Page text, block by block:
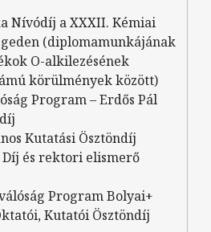
Nívódíj a XXXII. Kémiai
(diplomamunkájának
O-alkilezésének
körülmények között)
Program – Erdős Pál
Kutatási Ösztöndíj
és rektori elismerő
Program Bolyai+
Kutatói Ösztöndíj